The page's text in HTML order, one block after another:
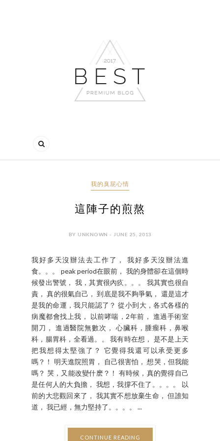
我的臭屁心情
這陣子的煎熬
BY UNKNOWN - JUNE 25, 2013
我好多天沒辦法去工作了， 我好多天沒辦法進
食。。。 peak period在眼前， 我的身體卻在這個時
候發出警號， 我，其實很內疚。。。 我其實也很自
責， 真的很氣自己， 到底是我不夠爭氣， 還是這才
是我的命運，我只能認了？ 從小到大，各式各樣的
病魔都會找上我， 以前哮喘，2年前， 進過手術室
開刀， 進過醫院無數次， 心臟科，腫瘤科，鼻喉
科，腸胃科，全看過。。 我有時在想， 是不是上天
把我想得太堅強了？ 它覺得我還可以承受更多
嗎？！ 明天進院照胃， 自己很害怕， 想哭，但我能
嗎？ 哭，又能改變什麽？！ 有時候，真的覺得自己
是任何人的大負擔， 我想，我撐不住了。。。。 以
前的大悲觀回來了， 我其實不想放棄生命， 但誰知
道， 我已經，無力堅持了。。。。 ...
CONTINUE READING